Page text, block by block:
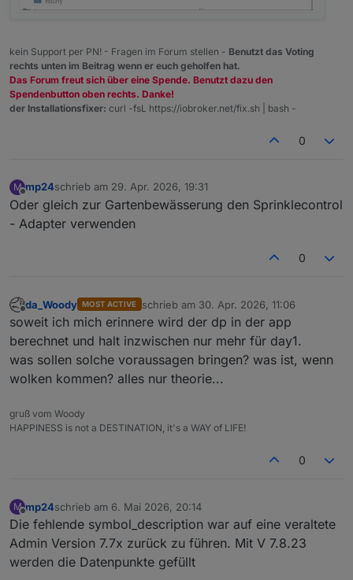
kein Support per PN! - Fragen im Forum stellen - Benutzt das Voting
rechts unten im Beitrag wenn er euch geholfen hat.
Das Forum freut sich über eine Spende. Benutzt dazu den
Spendenbutton oben rechts. Danke!
der Installationsfixer: curl -fsL https://iobroker.net/fix.sh | bash -
0
M
Offline
mp24schrieb am 29. Apr. 2026, 19:31
zuletzt editiert von
Oder gleich zur Gartenbewässerung den Sprinklecontrol
- Adapter verwenden
0
Offline
da_Woody MOST ACTIVE schrieb am 30. Apr. 2026, 11:06
zuletzt editiert von
soweit ich mich erinnere wird der dp in der app
berechnet und halt inzwischen nur mehr für day1.
was sollen solche voraussagen bringen? was ist, wenn
wolken kommen? alles nur theorie...
gruß vom Woody
HAPPINESS is not a DESTINATION, it's a WAY of LIFE!
0
M
Offline
mp24schrieb am 6. Mai 2026, 20:14
zuletzt editiert von
Die fehlende symbol_description war auf eine veraltete
Admin Version 7.7x zurück zu führen. Mit V 7.8.23
werden die Datenpunkte gefüllt